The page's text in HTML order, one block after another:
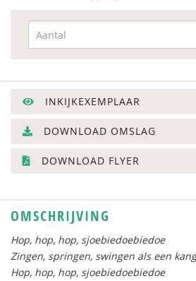
INKIJKEXEMPLAAR
DOWNLOAD OMSLAG
DOWNLOAD FLYER
OMSCHRIJVING
Hop, hop, hop, sjoebiedoebiedoe
Zingen, springen, swingen als een
Hop, hop, hop, sjoebiedoebiedoe